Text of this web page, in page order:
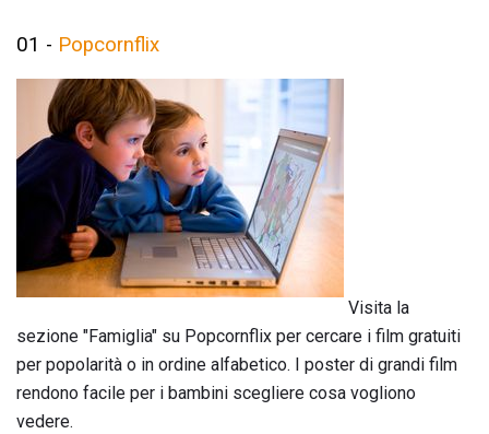
01 - Popcornflix
Visita la
sezione "Famiglia" su Popcornflix per cercare i film gratuiti
per popolarità o in ordine alfabetico. I poster di grandi film
rendono facile per i bambini scegliere cosa vogliono
vedere.